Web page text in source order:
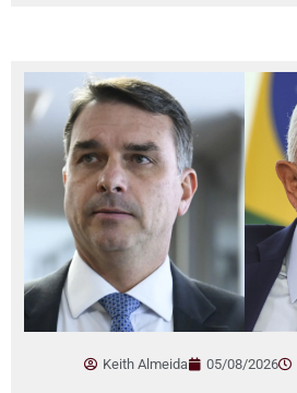
Keith Almeida 05/08/2026